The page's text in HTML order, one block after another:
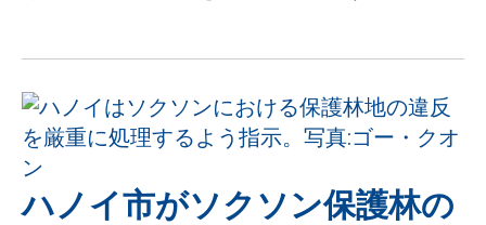
ハノイ市がソクソン保護林の